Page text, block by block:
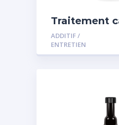
Traitement
diesel et
ADDITIF /
ENTRETIEN